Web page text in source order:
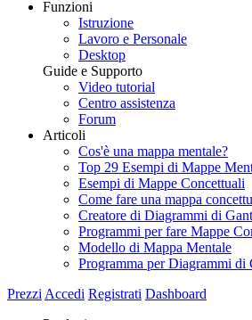
Funzioni
Istruzione
Lavoro e Personale
Desktop
Guide e Supporto
Video tutorial
Centro assistenza
Forum
Articoli
Cos'è una mappa mentale?
Top 29 Esempi di Mappe
Esempi di Mappe Concettuali
Come fare una mappa
Creatore di Diagrammi di
Programmi per fare Mappe
Modello di Mappa Mentale
Programma per Diagrammi di
Prezzi Accedi Registrati Dashboard